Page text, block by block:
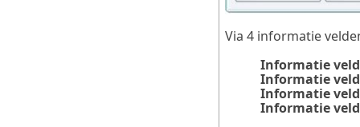
Via 4 informatie
Informatie
Informatie
Informatie
Informatie